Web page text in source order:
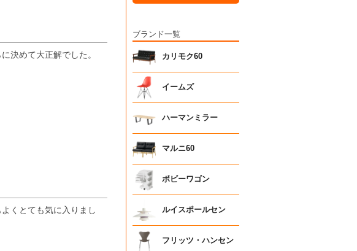
決めて大正解でした。
くとても気に入りまし
ブランド一覧
カリモク60
イームズ
ハーマンミラー
マルニ60
ボビーワゴン
ルイスポールセン
フリッツ・ハンセン